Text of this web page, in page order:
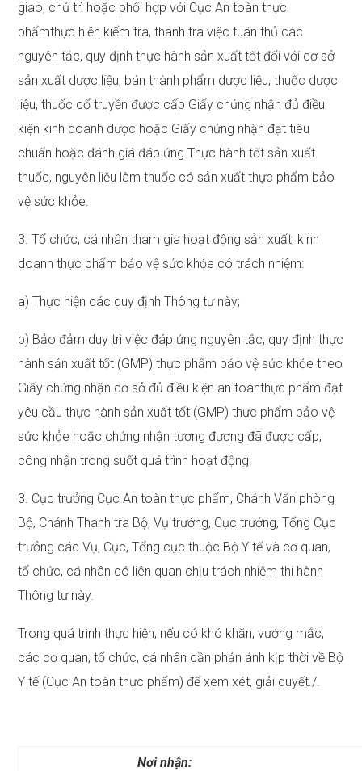
giao, chủ trì hoặc phối hợp với Cục An toàn thực
phẩmthực hiện kiểm tra, thanh tra việc tuân thủ các
nguyên tắc, quy định thực hành sản xuất tốt đối với cơ sở
sản xuất dược liệu, bán thành phẩm dược liệu, thuốc dược
liệu, thuốc cổ truyền được cấp Giấy chứng nhận đủ điều
kiện kinh doanh dược hoặc Giấy chứng nhận đạt tiêu
chuẩn hoặc đánh giá đáp ứng Thực hành tốt sản xuất
thuốc, nguyên liệu làm thuốc có sản xuất thực phẩm bảo
vệ sức khỏe.
3. Tổ chức, cá nhân tham gia hoạt động sản xuất, kinh
doanh thực phẩm bảo vệ sức khỏe có trách nhiệm:
a) Thực hiện các quy định Thông tư này;
b) Bảo đảm duy trì việc đáp ứng nguyên tắc, quy định thực
hành sản xuất tốt (GMP) thực phẩm bảo vệ sức khỏe theo
Giấy chứng nhận cơ sở đủ điều kiện an toànthực phẩm đạt
yêu cầu thực hành sản xuất tốt (GMP) thực phẩm bảo vệ
sức khỏe hoặc chứng nhận tương đương đã được cấp,
công nhận trong suốt quá trình hoạt động.
3. Cục trưởng Cục An toàn thực phẩm, Chánh Văn phòng
Bộ, Chánh Thanh tra Bộ, Vụ trưởng, Cục trưởng, Tổng Cục
trưởng các Vụ, Cục, Tổng cục thuộc Bộ Y tế và cơ quan,
tổ chức, cá nhân có liên quan chịu trách nhiệm thi hành
Thông tư này.
Trong quá trình thực hiện, nếu có khó khăn, vướng mắc,
các cơ quan, tổ chức, cá nhân cần phản ánh kịp thời về Bộ
Y tế (Cục An toàn thực phẩm) để xem xét, giải quyết./.
Nơi nhận: